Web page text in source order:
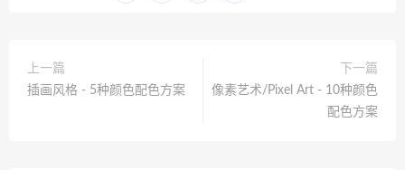
上一篇
插画风格 - 5种颜色配色方案
下一篇
像素艺术/Pixel Art - 10种颜色
配色方案